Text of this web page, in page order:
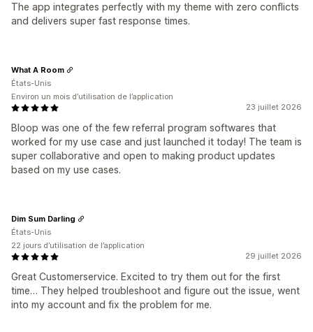
The app integrates perfectly with my theme with zero conflicts
and delivers super fast response times.
23 juillet 2026
Bloop was one of the few referral program softwares that
worked for my use case and just launched it today! The team is
super collaborative and open to making product updates
based on my use cases.
What A Room
États-Unis
Environ un mois d’utilisation de l’application
29 juillet 2026
Great Customerservice. Excited to try them out for the first
time… They helped troubleshoot and figure out the issue, went
into my account and fix the problem for me.
Dim Sum Darling
États-Unis
22 jours d’utilisation de l’application